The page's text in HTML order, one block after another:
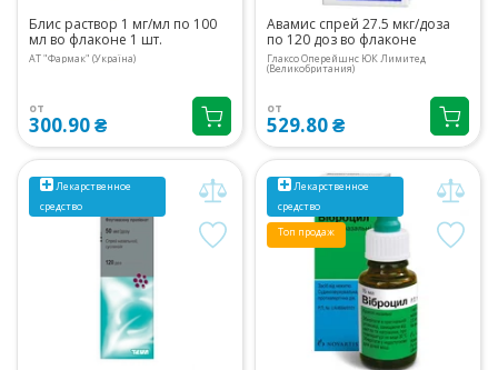
Блис раствор 1 мг/мл по 100
мл во флаконе 1 шт.
АТ "Фармак" (Україна)
от
300.90 ₴
Авамис спрей 27.5 мкг/доза
по 120 доз во флаконе
Глаксо Оперейшнс ЮК Лимитед
(Великобритания)
от
529.80 ₴
Лекарственное
средство
Лекарственное
средство
Топ продаж